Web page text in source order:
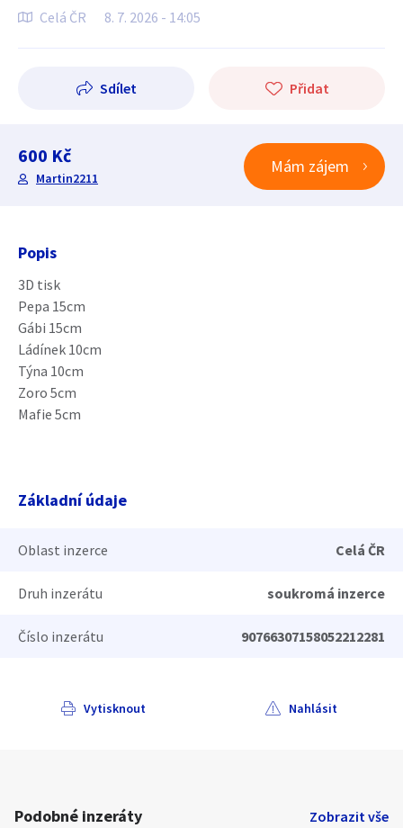
Celá ČR 8. 7. 2026 - 14:05
Sdílet Přidat
600 Kč
Martin2211
Mám zájem
Popis
3D tisk
Pepa 15cm
Gábi 15cm
Ládínek 10cm
Týna 10cm
Zoro 5cm
Mafie 5cm
Základní údaje
Oblast inzerce Celá ČR
Druh inzerátu soukromá inzerce
Číslo inzerátu 90766307158052212281
Vytisknout Nahlásit
Podobné inzeráty Zobrazit vše